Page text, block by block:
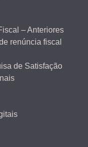
– Anteriores
renúncia fiscal
de Satisfação